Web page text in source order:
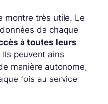
montre très utile. Le
de chaque
à toutes leurs
Ils peuvent ainsi
manière autonome,
fois au service